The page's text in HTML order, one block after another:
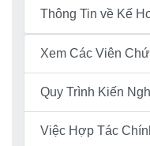
Thông Tin về Kế
Xem Các Viên
Quy Trình Kiến
Việc Hợp Tác